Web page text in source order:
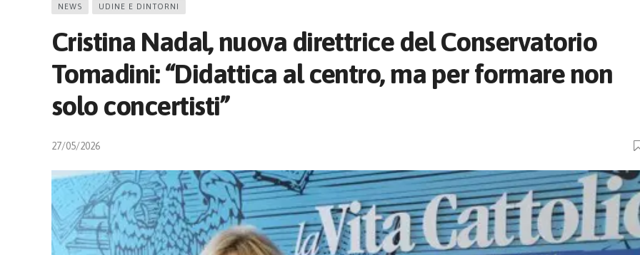
NEWS UDINE E DINTORNI
Cristina Nadal, nuova direttrice del Conservatorio
Tomadini: “Didattica al centro, ma per formare non
solo concertisti”
27/05/2026